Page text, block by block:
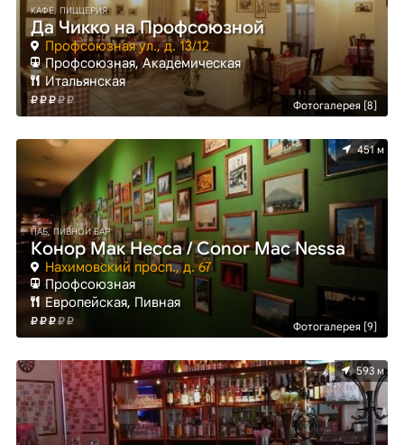
Фотогалерея [8]
КАФЕ, ПИЦЦЕРИЯ
Да Чикко на Профсоюзной
Профсоюзная ул., д. 13/12
Профсоюзная, Академическая
Итальянская
Фотогалерея [9]
451 м
ПАБ, ПИВНОЙ БАР
Конор Мак Несса / Conor Mac Nessa
Нахимовский просп., д. 67
Профсоюзная
Европейская, Пивная
593 м